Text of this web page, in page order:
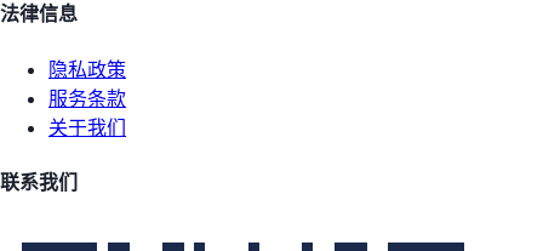
法律信息
隐私政策
服务条款
关于我们
联系我们